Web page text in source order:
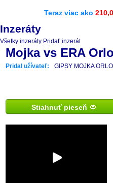
Teraz viac ako
Inzeráty
Všetky inzeráty Pridať inzerát
Mojka vs ERA
Pridal užívateľ: GIPSY MOJKA
Stiahnuť pieseň